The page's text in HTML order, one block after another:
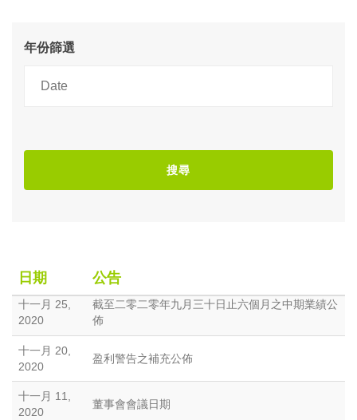
年份篩選
搜尋
日期 公告
十一月 25,
2020
截至二零二零年九月三十日止六個月之中期業績公
佈
十一月 20,
2020
盈利警告之補充公佈
十一月 11,
2020
董事會會議日期